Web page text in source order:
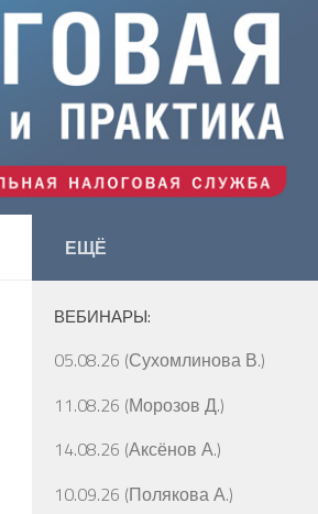
ЕЩЁ
ВЕБИНАРЫ:
05.08.26 (Сухомлинова В.)
11.08.26 (Морозов Д.)
14.08.26 (Аксёнов А.)
10.09.26 (Полякова А.)